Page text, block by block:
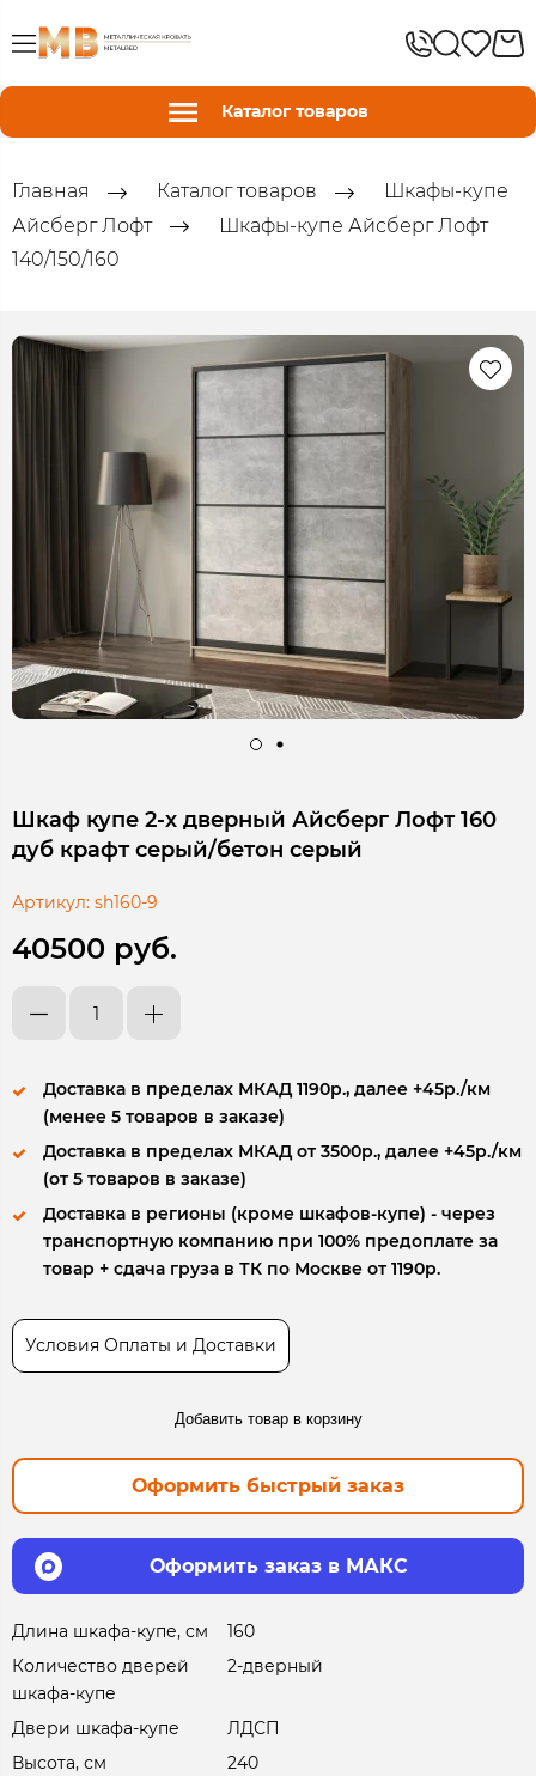
Каталог товаров
Главная Каталог товаров
Шкафы-купе
Айсберг Лофт
Шкафы-купе Айсберг Лофт
140/150/160
Шкаф купе 2-х дверный Айсберг Лофт 160
дуб крафт серый/бетон серый
Артикул: sh160-9
40500 руб.
Доставка в пределах МКАД 1190р., далее +45р./км
(менее 5 товаров в заказе)
Доставка в пределах МКАД от 3500р., далее +45р./км
(от 5 товаров в заказе)
Доставка в регионы (кроме шкафов-купе) - через
транспортную компанию при 100% предоплате за
товар + сдача груза в ТК по Москве от 1190р.
Условия Оплаты и Доставки
Добавить товар в корзину
Оформить быстрый заказ
Оформить заказ в МАКС
Длина шкафа-купе, см
160
Количество дверей
шкафа-купе
2-дверный
Двери шкафа-купе
ЛДСП
Высота, см
240